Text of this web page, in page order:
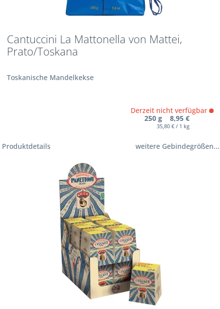
Cantuccini La Mattonella von Mattei,
Prato/Toskana
Toskanische Mandelkekse
Derzeit nicht verfügbar
250 g 8,95 €
35,80 € / 1 kg
Produktdetails weitere Gebindegrößen...